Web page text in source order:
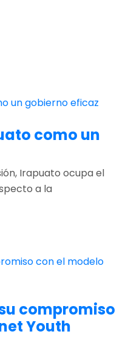
como un
Irapuato ocupa el
a la
compromiso
Youth